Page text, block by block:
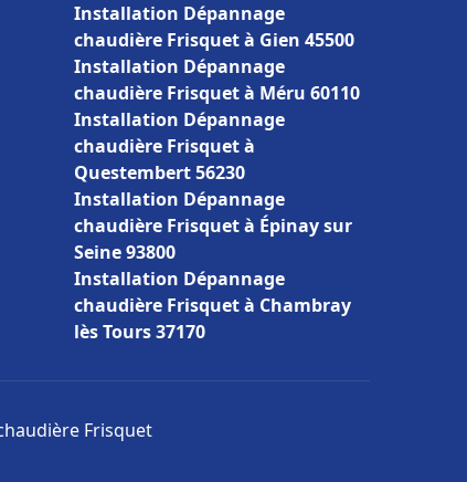
Installation Dépannage
chaudière Frisquet à Gien 45500
Installation Dépannage
chaudière Frisquet à Méru 60110
Installation Dépannage
chaudière Frisquet à
Questembert 56230
Installation Dépannage
chaudière Frisquet à Épinay sur
Seine 93800
Installation Dépannage
chaudière Frisquet à Chambray
lès Tours 37170
Frisquet